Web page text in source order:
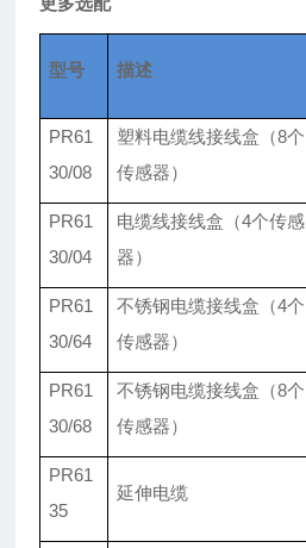
型号 描述
PR61
30/08
塑料电缆线接线盒 （8个
传感器）
PR61
30/04
电缆线接线盒 （4个传感
器）
PR61
30/64
不锈钢电缆接线盒 （4个
传感器）
PR61
30/68
不锈钢电缆接线盒 （8个
传感器）
PR61
35
延伸电缆